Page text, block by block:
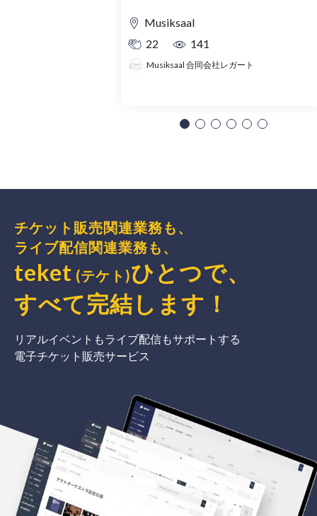
Musiksaal
22
141
Musiksaal 合同会社レガート
チケット販売関連業務も、
ライブ配信関連業務も、
teket (テケト)ひとつで、
すべて完結 します ！
リアルイベントもライブ配信もサポートする
電子チケット販売サービス